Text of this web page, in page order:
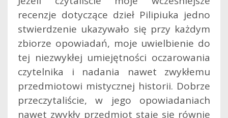
recenzje dotyczące dzieł Pilipiuka jedno
stwierdzenie ukazywało się przy każdym
zbiorze opowiadań, moje uwielbienie do
tej niezwykłej umiejętności oczarowania
czytelnika i nadania nawet zwykłemu
przedmiotowi mistycznej historii. Dobrze
przeczytaliście, w jego opowiadaniach
nawet zwykły przedmiot staje się równie